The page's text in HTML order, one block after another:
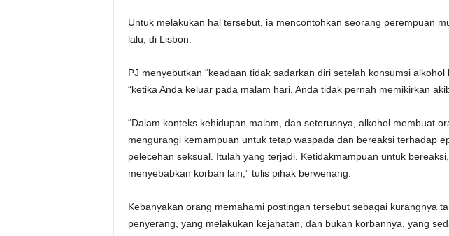
m
Untuk melakukan hal tersebut, ia mencontohkan seorang perempuan
lalu, di Lisbon.
PJ menyebutkan “keadaan tidak sadarkan diri setelah konsumsi alkohol
“ketika Anda keluar pada malam hari, Anda tidak pernah memikirkan
“Dalam konteks kehidupan malam, dan seterusnya, alkohol membuat
mengurangi kemampuan untuk tetap waspada dan bereaksi terhadap
pelecehan seksual. Itulah yang terjadi. Ketidakmampuan untuk
menyebabkan korban lain,” tulis pihak berwenang.
Kebanyakan orang memahami postingan tersebut sebagai kurangnya
penyerang, yang melakukan kejahatan, dan bukan korbannya, yang